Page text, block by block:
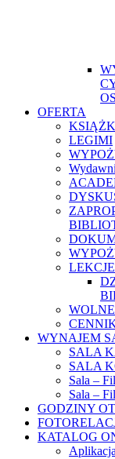
OFERTA
LEGIMI
WYNAJEM
SALA
SALA
Sala –
Sala –
GODZINY
KATALOG